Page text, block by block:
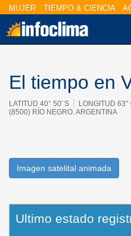
MUJER TIEMPO & CIENCIA
El tiempo en
LATITUD 40° 50' S LONGITUD 63°
(8500) RÍO NEGRO. ARGENTINA
Imagen satelital animada
Ultimo estado